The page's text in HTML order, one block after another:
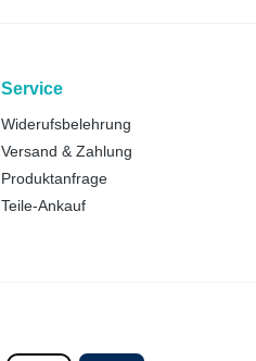
Service
Widerufsbelehrung
Versand & Zahlung
Produktanfrage
Teile-Ankauf